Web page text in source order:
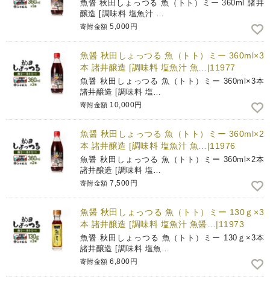
魚醤 秋田しょっつる 魚（トト）ミー 360ml 諸井
醸造 [調味料 塩魚汁 …
寄附金額 5,000円
魚醤 秋田しょっつる 魚（トト）ミー 360ml×3
本 諸井醸造 [調味料 塩魚汁 魚…|11977
魚醤 秋田しょっつる 魚（トト）ミー 360ml×3本
諸井醸造 [調味料 塩…
寄附金額 10,000円
魚醤 秋田しょっつる 魚（トト）ミー 360ml×2
本 諸井醸造 [調味料 塩魚汁 魚…|11976
魚醤 秋田しょっつる 魚（トト）ミー 360ml×2本
諸井醸造 [調味料 塩…
寄附金額 7,500円
魚醤 秋田しょっつる 魚（トト）ミー 130ｇ×3
本 諸井醸造 [調味料 塩魚汁 魚醤…|11973
魚醤 秋田しょっつる 魚（トト）ミー 130ｇ×3本
諸井醸造 [調味料 塩魚…
寄附金額 6,800円